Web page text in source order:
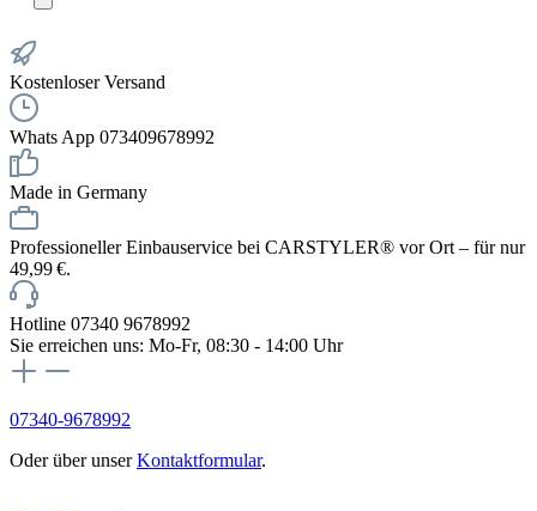
Kostenloser Versand
Whats App 073409678992
Made in Germany
Professioneller Einbauservice bei CARSTYLER® vor Ort – für nur
49,99 €.
Hotline 07340 9678992
Sie erreichen uns: Mo-Fr, 08:30 - 14:00 Uhr
07340-9678992
Oder über unserKontaktformular.